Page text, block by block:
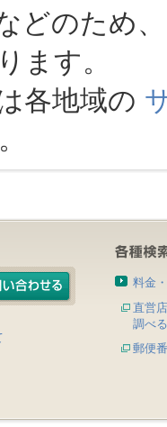
どのため
ます。
各地域の
料金
直営
調べる
郵便